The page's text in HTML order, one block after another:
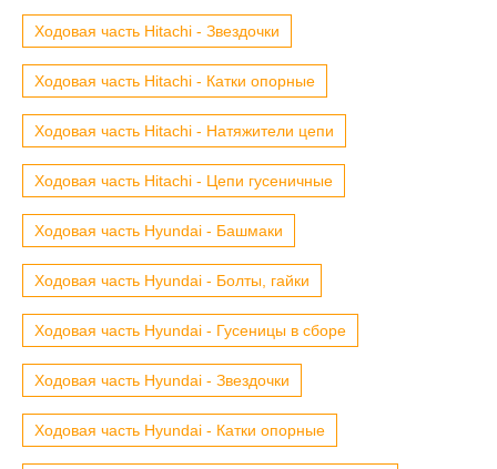
Ходовая часть Hitachi - Звездочки
Ходовая часть Hitachi - Катки опорные
Ходовая часть Hitachi - Натяжители цепи
Ходовая часть Hitachi - Цепи гусеничные
Ходовая часть Hyundai - Башмаки
Ходовая часть Hyundai - Болты, гайки
Ходовая часть Hyundai - Гусеницы в сборе
Ходовая часть Hyundai - Звездочки
Ходовая часть Hyundai - Катки опорные